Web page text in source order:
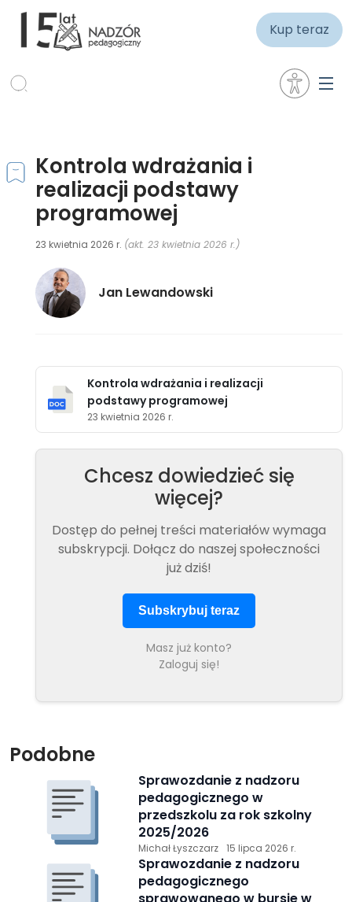
Kup teraz
Kontrola wdrażania i
realizacji podstawy
programowej
23 kwietnia 2026 r. (akt. 23 kwietnia 2026 r.)
Jan Lewandowski
Kontrola wdrażania i realizacji
podstawy programowej
23 kwietnia 2026 r.
Chcesz dowiedzieć się
więcej?
Dostęp do pełnej treści materiałów wymaga
subskrypcji. Dołącz do naszej społeczności
już dziś!
Subskrybuj teraz
Masz już konto?
Zaloguj się!
Podobne
Sprawozdanie z nadzoru
pedagogicznego w
przedszkolu za rok szkolny
2025/2026
Michał Łyszczarz 15 lipca 2026 r.
Sprawozdanie z nadzoru
pedagogicznego